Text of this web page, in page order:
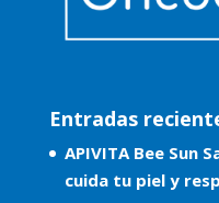
Entradas
APIVITA Bee Sun
cuida tu piel y